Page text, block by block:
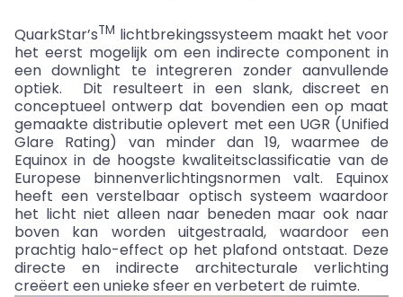
QuarkStar’sTM lichtbrekingssysteem maakt het voor
het eerst mogelijk om een indirecte component in
een downlight te integreren zonder aanvullende
optiek. Dit resulteert in een slank, discreet en
conceptueel ontwerp dat bovendien een op maat
gemaakte distributie oplevert met een UGR (Unified
Glare Rating) van minder dan 19, waarmee de
Equinox in de hoogste kwaliteitsclassificatie van de
Europese binnenverlichtingsnormen valt. Equinox
heeft een verstelbaar optisch systeem waardoor
het licht niet alleen naar beneden maar ook naar
boven kan worden uitgestraald, waardoor een
prachtig halo-effect op het plafond ontstaat. Deze
directe en indirecte architecturale verlichting
creëert een unieke sfeer en verbetert de ruimte.